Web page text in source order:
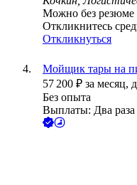
Можно без резюме
Откликнитесь
Откликнуться
Мойщик тары на
57 200 ₽ за месяц,
Без опыта
Выплаты: Два раза